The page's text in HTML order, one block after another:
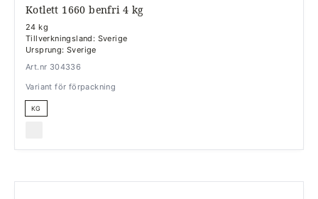
Kotlett 1660 benfri 4 kg
24 kg
Tillverkningsland: Sverige
Ursprung: Sverige
Art.nr 304336
Variant för förpackning
KG